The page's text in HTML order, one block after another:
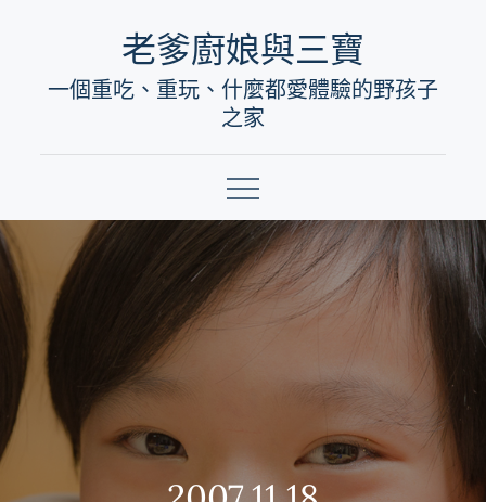
content
老爹廚娘與三寶
一個重吃、重玩、什麼都愛體驗的野孩子
之家